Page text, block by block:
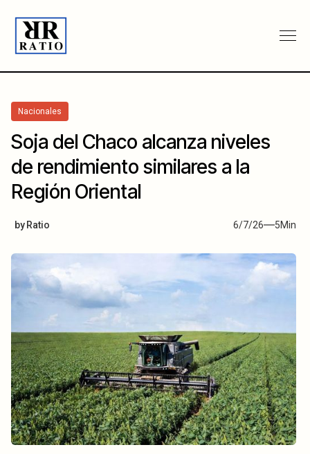
Nacionales
Soja del Chaco alcanza niveles
de rendimiento similares a la
Región Oriental
by Ratio 6/7/26 5Min